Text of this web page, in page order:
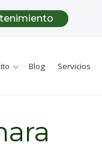
Blog Servicios